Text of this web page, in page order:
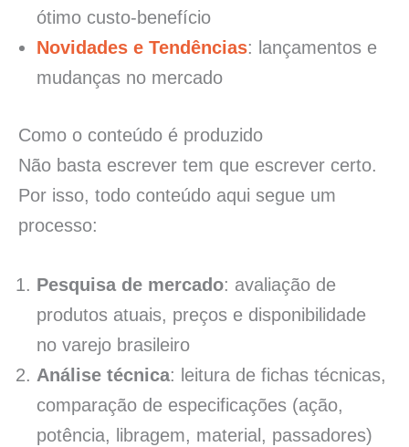
ótimo custo-benefício
Novidades e Tendências: lançamentos e
mudanças no mercado
Como o conteúdo é produzido
Não basta escrever tem que escrever certo.
Por isso, todo conteúdo aqui segue um
processo:
Pesquisa de mercado: avaliação de
produtos atuais, preços e disponibilidade
no varejo brasileiro
Análise técnica: leitura de fichas técnicas,
comparação de especificações (ação,
potência, libragem, material, passadores)